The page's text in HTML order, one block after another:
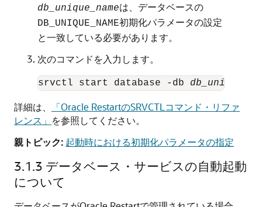
db_unique_nameは、データベースの
DB_UNIQUE_NAME初期化パラメータの設定
と一致している必要があります。
次のコマンドを入力します。
srvctl start database -db
詳細は、
「Oracle RestartのSRVCTLコマンド・リファ
レンス」 を参照してください。
親トピック: 起動時における初期化パラメータの指定
3.1.3 データベース・サービスの自動起動
について